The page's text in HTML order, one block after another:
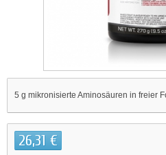
5 g mikronisierte Aminosäuren in freier
26,31 €